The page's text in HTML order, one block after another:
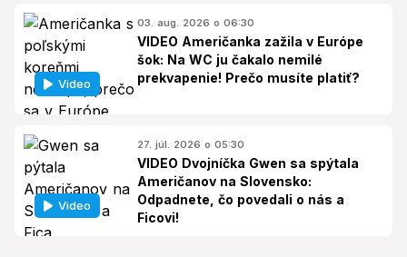
Video
03. aug. 2026 o 06:30
VIDEO Američanka zažila v Európe
šok: Na WC ju čakalo nemilé
prekvapenie! Prečo musíte platiť?
Video
27. júl. 2026 o 05:30
VIDEO Dvojníčka Gwen sa spýtala
Američanov na Slovensko:
Odpadnete, čo povedali o nás a
Ficovi!